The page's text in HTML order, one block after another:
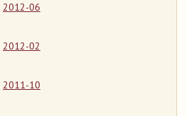
2012-06
2012-02
2011-10